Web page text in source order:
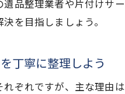
品整理業者や片付けサ
を目指しましょう。
丁寧に整理しよう
ぞれですが、主な理由